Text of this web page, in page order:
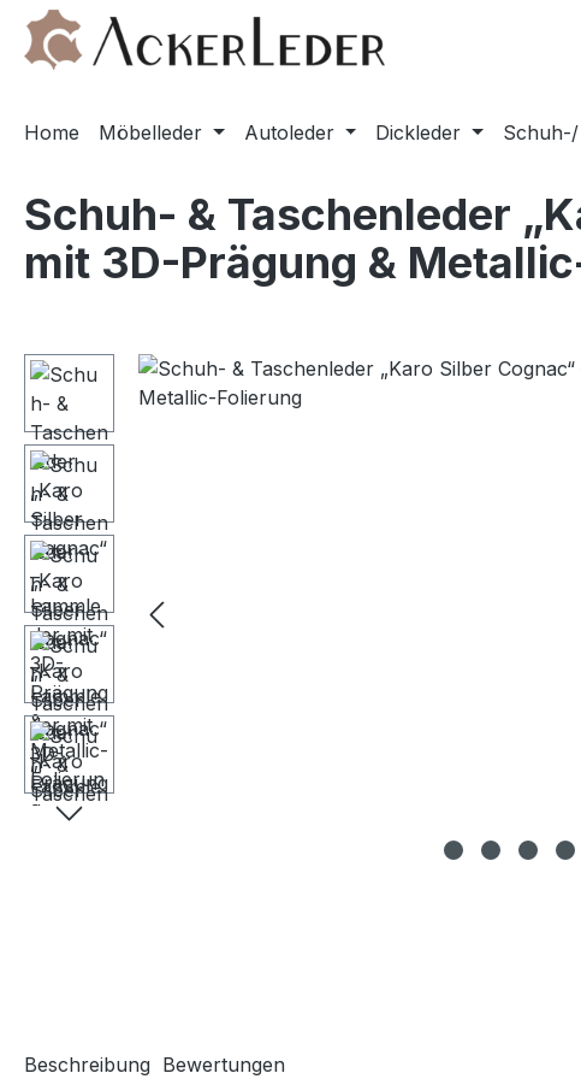
Hauptinhalt springen
Zur Suche springen
Zur Hauptnavigation springen
Home Möbelleder Autoleder Dickleder
Schuh- & Taschenleder
mit 3D-Prägung &
Bildergalerie überspringen
Beschreibung Bewertungen